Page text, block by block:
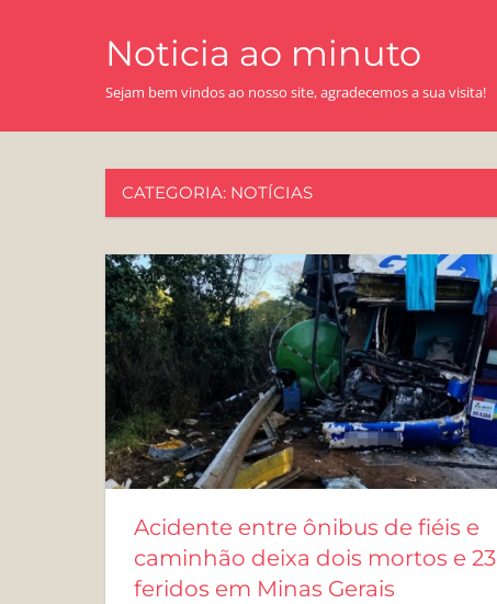
Noticia ao minuto
Sejam bem vindos ao nosso site, agradecemos a sua visita!
CATEGORIA: NOTÍCIAS
Acidente entre ônibus de fiéis e
caminhão deixa dois mortos e 23
feridos em Minas Gerais